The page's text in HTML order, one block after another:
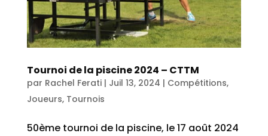
Tournoi de la piscine 2024 – CTTM
par Rachel Ferati| Juil 13, 2024 | Compétitions,
Joueurs, Tournois
50ème tournoi de la piscine, le 17 août 2024